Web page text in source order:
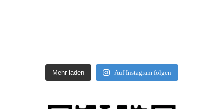
Mehr laden Auf Instagram folgen